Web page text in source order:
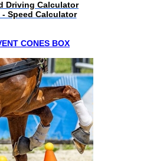
Driving Calculator
Speed Calculator
CONES BOX